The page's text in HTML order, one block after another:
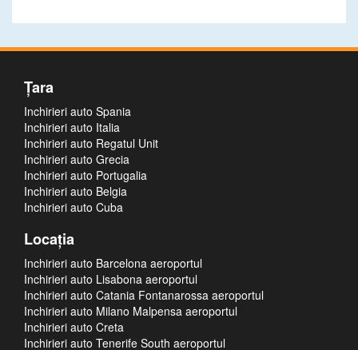
Ţara
Inchirieri auto Spania
Inchirieri auto Italia
Inchirieri auto Regatul Unit
Inchirieri auto Grecia
Inchirieri auto Portugalia
Inchirieri auto Belgia
Inchirieri auto Cuba
Locaţia
Inchirieri auto Barcelona aeroportul
Inchirieri auto Lisabona aeroportul
Inchirieri auto Catania Fontanarossa aeroportul
Inchirieri auto Milano Malpensa aeroportul
Inchirieri auto Creta
Inchirieri auto Tenerife South aeroportul